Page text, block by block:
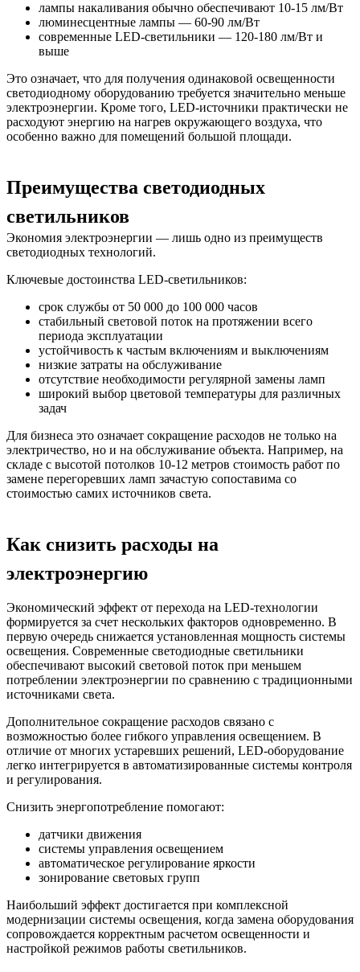
лампы накаливания обычно обеспечивают 10-15 лм/Вт
люминесцентные лампы — 60-90 лм/Вт
современные LED-светильники — 120-180 лм/Вт и
выше
Это означает, что для получения одинаковой освещенности
светодиодному оборудованию требуется значительно меньше
электроэнергии. Кроме того, LED-источники практически не
расходуют энергию на нагрев окружающего воздуха, что
особенно важно для помещений большой площади.
Преимущества светодиодных
светильников
Экономия электроэнергии — лишь одно из преимуществ
светодиодных технологий.
Ключевые достоинства LED-светильников:
срок службы от 50 000 до 100 000 часов
стабильный световой поток на протяжении всего
периода эксплуатации
устойчивость к частым включениям и выключениям
низкие затраты на обслуживание
отсутствие необходимости регулярной замены ламп
широкий выбор цветовой температуры для различных
задач
Для бизнеса это означает сокращение расходов не только на
электричество, но и на обслуживание объекта. Например, на
складе с высотой потолков 10-12 метров стоимость работ по
замене перегоревших ламп зачастую сопоставима со
стоимостью самих источников света.
Как снизить расходы на
электроэнергию
Экономический эффект от перехода на LED-технологии
формируется за счет нескольких факторов одновременно. В
первую очередь снижается установленная мощность системы
освещения. Современные светодиодные светильники
обеспечивают высокий световой поток при меньшем
потреблении электроэнергии по сравнению с традиционными
источниками света.
Дополнительное сокращение расходов связано с
возможностью более гибкого управления освещением. В
отличие от многих устаревших решений, LED-оборудование
легко интегрируется в автоматизированные системы контроля
и регулирования.
Снизить энергопотребление помогают:
датчики движения
системы управления освещением
автоматическое регулирование яркости
зонирование световых групп
Наибольший эффект достигается при комплексной
модернизации системы освещения, когда замена оборудования
сопровождается корректным расчетом освещенности и
настройкой режимов работы светильников.